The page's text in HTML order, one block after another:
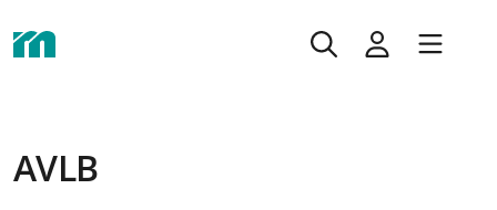
AVLB